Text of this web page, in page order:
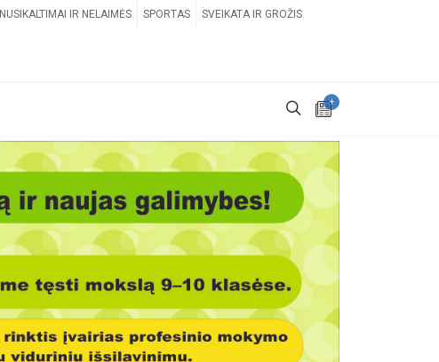
NUSIKALTIMAI IR NELAIMĖS SPORTAS SVEIKATA IR GROŽIS
+